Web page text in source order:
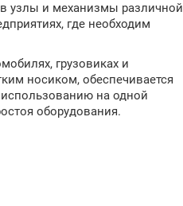
узлы и механизмы различной
где необходим
грузовиках и
носиком, обеспечивается
использованию на одной
оборудования.